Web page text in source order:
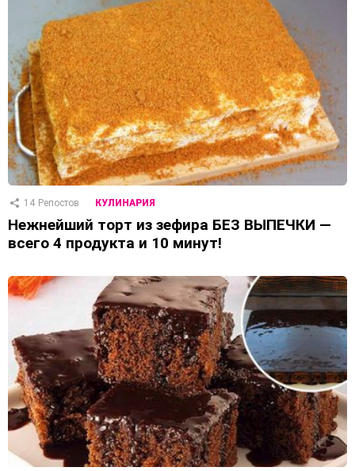
14 Репостов КУЛИНАРИЯ
Нежнейший торт из зефира БЕЗ ВЫПЕЧКИ —
всего 4 продукта и 10 минут!